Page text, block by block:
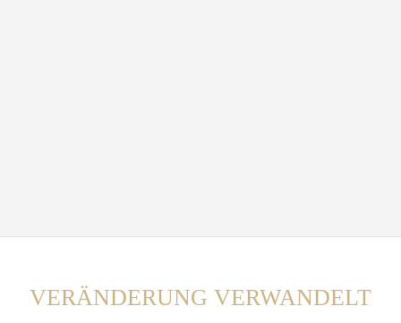
VERÄNDERUNG VERWANDELT